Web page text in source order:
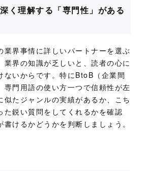
く理解する「専門性」がある
業界事情に詳しいパートナーを選ぶ
業界の知識が乏しいと、読者の心に
ないからです。特にBtoB（企業間
専門用語の使い方一つで信頼性が左
似たジャンルの実績があるか、こち
た鋭い質問をしてくれるかを確認
書けるかどうかを判断しましょう。